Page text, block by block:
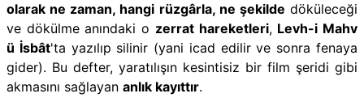
olarak ne zaman, hangi rüzgârla, ne şekilde döküleceği
ve dökülme anındaki o zerrat hareketleri, Levh-i Mahv
ü İsbât'ta yazılıp silinir (yani icad edilir ve sonra fenaya
gider). Bu defter, yaratılışın kesintisiz bir film şeridi gibi
akmasını sağlayan anlık kayıttır.